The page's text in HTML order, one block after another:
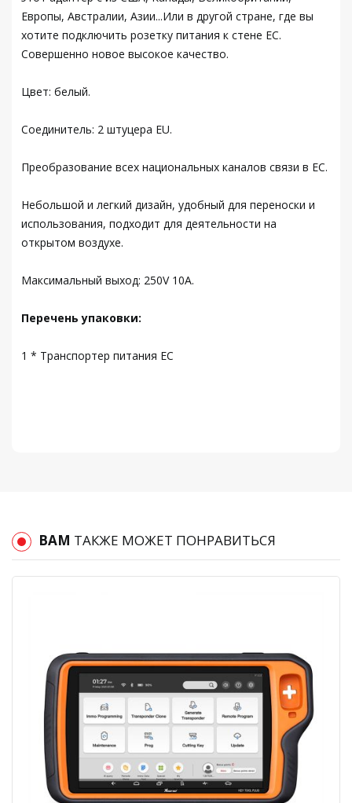
Европы, Австралии, Азии...Или в другой стране, где вы
хотите подключить розетку питания к стене ЕС.
Совершенно новое высокое качество.
Цвет: белый.
Соединитель: 2 штуцера EU.
Преобразование всех национальных каналов связи в ЕС.
Небольшой и легкий дизайн, удобный для переноски и
использования, подходит для деятельности на
открытом воздухе.
Максимальный выход: 250V 10A.
Перечень упаковки:
1 * Транспортер питания ЕС
ВАМ ТАКЖЕ МОЖЕТ ПОНРАВИТЬСЯ